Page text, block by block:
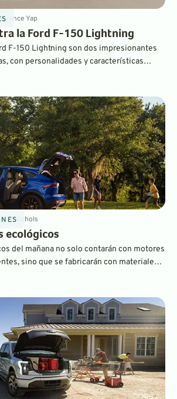
Yap
la Ford F-150 Lightning
F-150 Lightning son dos impresionantes
con personalidades y características
Nichols
ecológicos
del mañana no solo contarán con motores
sino que se fabricarán con materiales